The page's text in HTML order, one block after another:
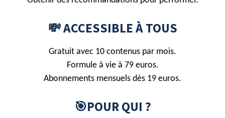
💸 ACCESSIBLE À TOUS
Gratuit avec 10 contenus par mois.
Formule à vie à 79 euros.
Abonnements mensuels dès 19 euros.
🎯POUR QUI ?